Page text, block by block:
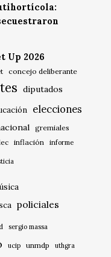
Up 2026
concejo deliberante
diputados
elecciones
gremiales
inflación informe
policiales
sergio massa
ucip unmdp
uthgra